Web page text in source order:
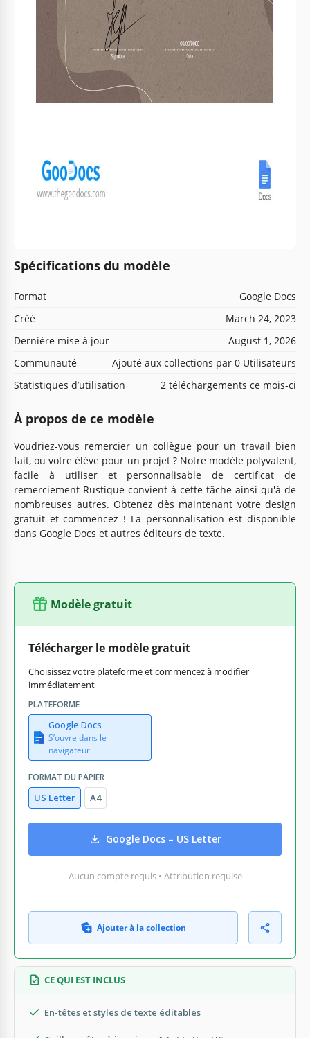
Spécifications du modèle
Format
Google Docs
Créé
March 24, 2023
Dernière mise à jour
August 1, 2026
Communauté
Ajouté aux collections par 0 Utilisateurs
Statistiques d’utilisation
2 téléchargements ce mois-ci
À propos de ce modèle
Voudriez-vous remercier un collègue pour un travail bien
fait, ou votre élève pour un projet ? Notre modèle polyvalent,
facile à utiliser et personnalisable de certificat de
remerciement Rustique convient à cette tâche ainsi qu'à de
nombreuses autres. Obtenez dès maintenant votre design
gratuit et commencez ! La personnalisation est disponible
dans Google Docs et autres éditeurs de texte.
Modèle gratuit
Télécharger le modèle gratuit
Choisissez votre plateforme et commencez à modifier
immédiatement
PLATEFORME
Google Docs
S’ouvre dans le
navigateur
FORMAT DU PAPIER
US Letter A4
Google Docs – US Letter
Aucun compte requis • Attribution requise
Ajouter à la collection
CE QUI EST INCLUS
En-têtes et styles de texte éditables